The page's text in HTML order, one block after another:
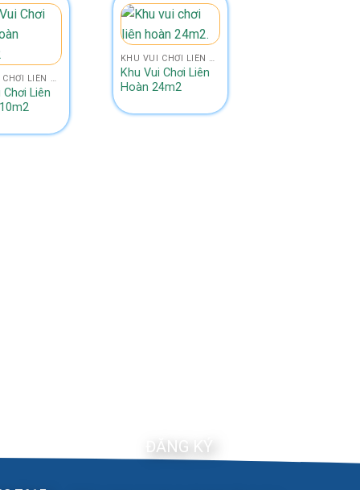
KHU VUI CHƠI LIÊN HOÀN SIZE 300M2 - 350M2
Chơi Liên
KHU VUI CHƠI LIÊN HOÀN NHỎ HƠN SIZE 50M2
Khu Vui Chơi Liên
Hoàn 24m2
ĐĂNG KÝ